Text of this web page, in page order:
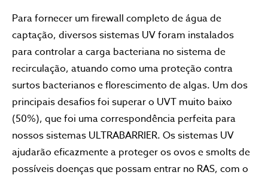
Para fornecer um firewall completo de água de
captação, diversos sistemas UV foram instalados
para controlar a carga bacteriana no sistema de
recirculação, atuando como uma proteção contra
surtos bacterianos e florescimento de algas. Um dos
principais desafios foi superar o UVT muito baixo
(50%), que foi uma correspondência perfeita para
nossos sistemas ULTRABARRIER. Os sistemas UV
ajudarão eficazmente a proteger os ovos e smolts de
possíveis doenças que possam entrar no RAS, com o